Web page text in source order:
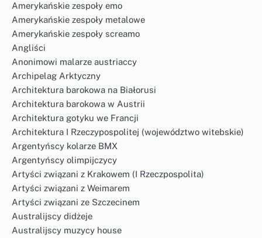
Amerykańskie zespoły emo
Amerykańskie zespoły metalowe
Amerykańskie zespoły screamo
Angliści
Anonimowi malarze austriaccy
Archipelag Arktyczny
Architektura barokowa na Białorusi
Architektura barokowa w Austrii
Architektura gotyku we Francji
Architektura I Rzeczypospolitej (województwo witebskie)
Argentyńscy kolarze BMX
Argentyńscy olimpijczycy
Artyści związani z Krakowem (I Rzeczpospolita)
Artyści związani z Weimarem
Artyści związani ze Szczecinem
Australijscy didżeje
Australijscy muzycy house